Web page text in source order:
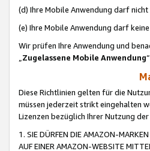
(d) Ihre Mobile Anwendung darf
(e) Ihre Mobile Anwendung darf
Wir prüfen Ihre Anwendung und
„Zugelassene Mobile Anwendung
Diese Richtlinien gelten für die
müssen jederzeit strikt eingehalten
Lizenzen bezüglich Ihrer Nutzung
1. SIE DÜRFEN DIE AMAZON-
AUF EINER AMAZON-WEBSITE